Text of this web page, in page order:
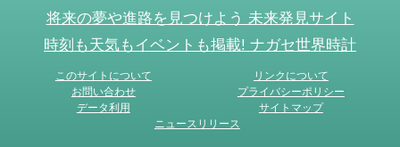
将来の夢や進路を見つけよう 未来発見サイト
時刻も天気もイベントも掲載! ナガセ世界時計
このサイトについて
リンクについて
お問い合わせ
プライバシーポリシー
データ利用
サイトマップ
ニュースリリース